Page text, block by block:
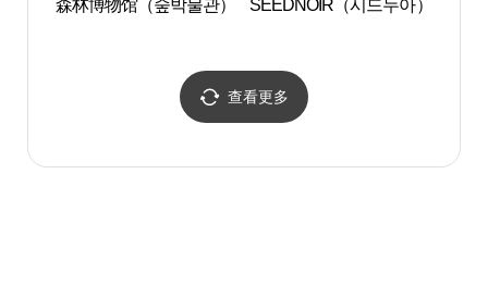
森林博物馆（숲박물관） SEEDNOIR（시드누아）
查看更多